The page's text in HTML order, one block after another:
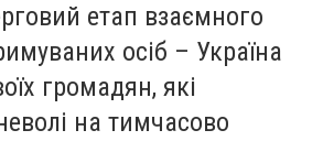
етап взаємного
осіб – Україна
громадян, які
на тимчасово